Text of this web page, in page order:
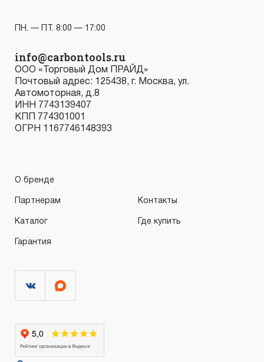
ПН. — ПТ. 8:00 — 17:00
info@carbontools.ru
ООО «Торговый Дом ПРАЙД»
Почтовый адрес: 125438, г. Москва, ул.
Автомоторная, д.8
ИНН 7743139407
КПП 774301001
ОГРН 1167746148393
О бренде
Партнерам Контакты
Каталог Где купить
Гарантия